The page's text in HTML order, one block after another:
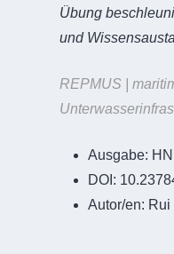
Übung
und
REPMUS |
Ausgabe:
DOI:
Autor/en: Rui